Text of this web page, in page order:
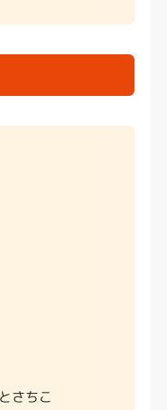
さちこ